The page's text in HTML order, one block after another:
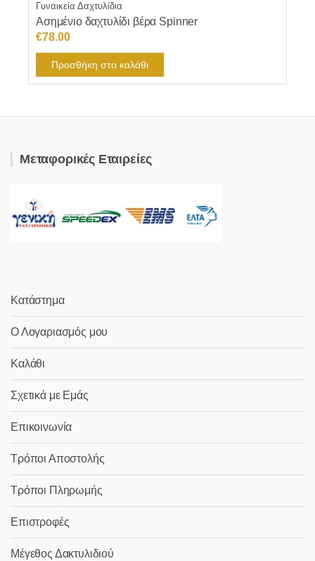
Γυναικεία Δαχτυλίδια
Ασημένιο δαχτυλίδι βέρα Spinner
€78.00
Προσθήκη στο καλάθι
Μεταφορικές Εταιρείες
Κατάστημα
Ο Λογαριασμός μου
Καλάθι
Σχετικά με Εμάς
Επικοινωνία
Τρόποι Αποστολής
Τρόποι Πληρωμής
Επιστροφές
Μέγεθος Δακτυλιδιού